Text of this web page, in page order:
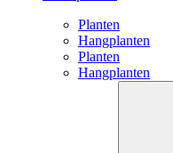
Planten
Hangplanten
Planten
Hangplanten